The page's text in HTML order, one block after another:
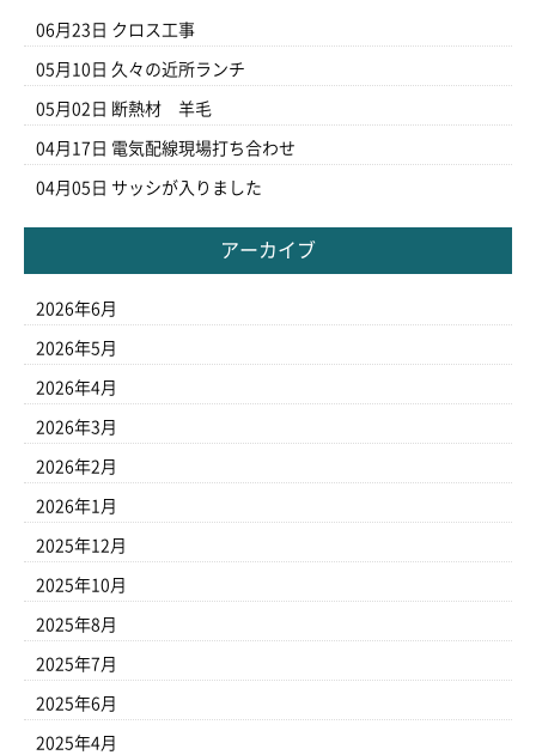
06月23日 クロス工事
05月10日 久々の近所ランチ
05月02日 断熱材 羊毛
04月17日 電気配線現場打ち合わせ
04月05日 サッシが入りました
アーカイブ
2026年6月
2026年5月
2026年4月
2026年3月
2026年2月
2026年1月
2025年12月
2025年10月
2025年8月
2025年7月
2025年6月
2025年4月